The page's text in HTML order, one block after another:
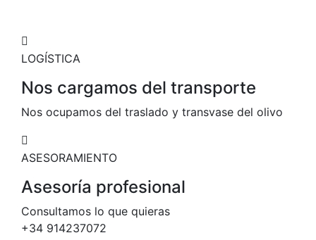
LOGÍSTICA
Nos cargamos del transporte
Nos ocupamos del traslado y transvase del olivo
ASESORAMIENTO
Asesoría profesional
Consultamos lo que quieras
+34 914237072